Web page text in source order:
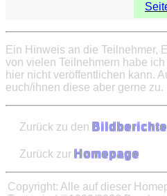
Ein Hinweis an die Teilnehmer,
von vielen Teilnehmern habe
hier nicht veröffentlichen kann.
euch/ihnen diese aber gerne zu.
Zurück zu den
Zurück zur Homepage
Copyright: Alle auf dieser